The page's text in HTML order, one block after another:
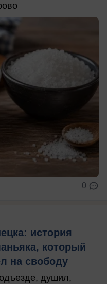
0
история
который
на свободу
душил,